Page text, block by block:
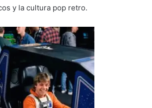
y la cultura pop retro.